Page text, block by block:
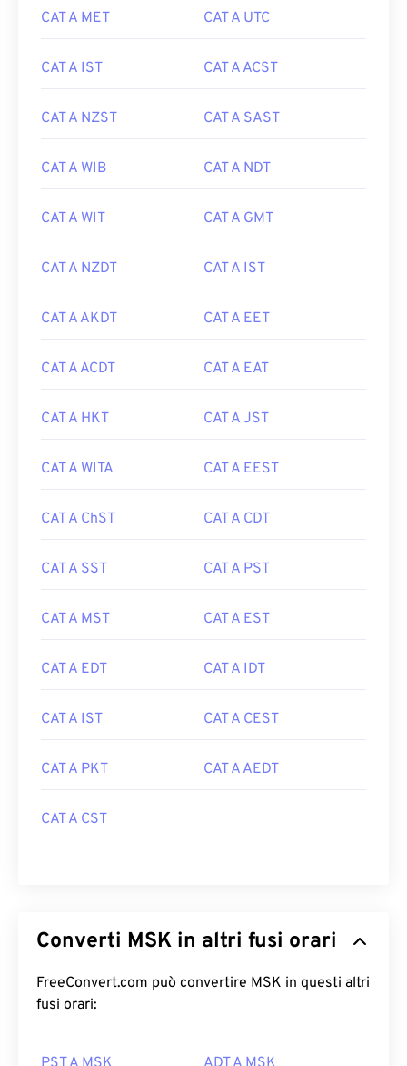
CAT A MET CAT A UTC
CAT A IST CAT A ACST
CAT A NZST CAT A SAST
CAT A WIB CAT A NDT
CAT A WIT CAT A GMT
CAT A NZDT CAT A IST
CAT A AKDT CAT A EET
CAT A ACDT CAT A EAT
CAT A HKT CAT A JST
CAT A WITA CAT A EEST
CAT A ChST CAT A CDT
CAT A SST CAT A PST
CAT A MST CAT A EST
CAT A EDT CAT A IDT
CAT A IST CAT A CEST
CAT A PKT CAT A AEDT
CAT A CST
Converti MSK in altri fusi orari
FreeConvert.com può convertire MSK in questi altri
fusi orari: